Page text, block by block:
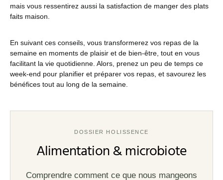
mais vous ressentirez aussi la satisfaction de manger des plats
faits maison.
En suivant ces conseils, vous transformerez vos repas de la
semaine en moments de plaisir et de bien-être, tout en vous
facilitant la vie quotidienne. Alors, prenez un peu de temps ce
week-end pour planifier et préparer vos repas, et savourez les
bénéfices tout au long de la semaine.
DOSSIER HOLISSENCE
Alimentation & microbiote
Comprendre comment ce que nous mangeons